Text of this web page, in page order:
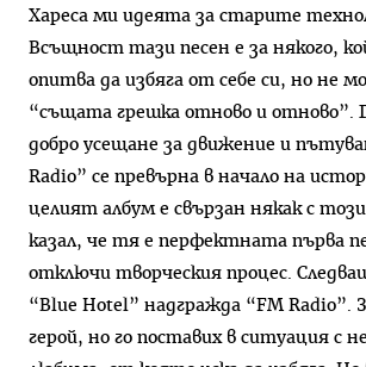
Хареса ми идеята за старите
Всъщност тази песен е за някого,
опитва да избяга от себе си, но не
“същата грешка отново и отново”.
добро усещане за движение и
Radio” се превърна в начало на
целият албум е свързан някак с
казал, че тя е перфектната първа
отключи творческия процес.
“Blue Hotel” надгражда “FM Radio”.
герой, но го поставих в ситуация с